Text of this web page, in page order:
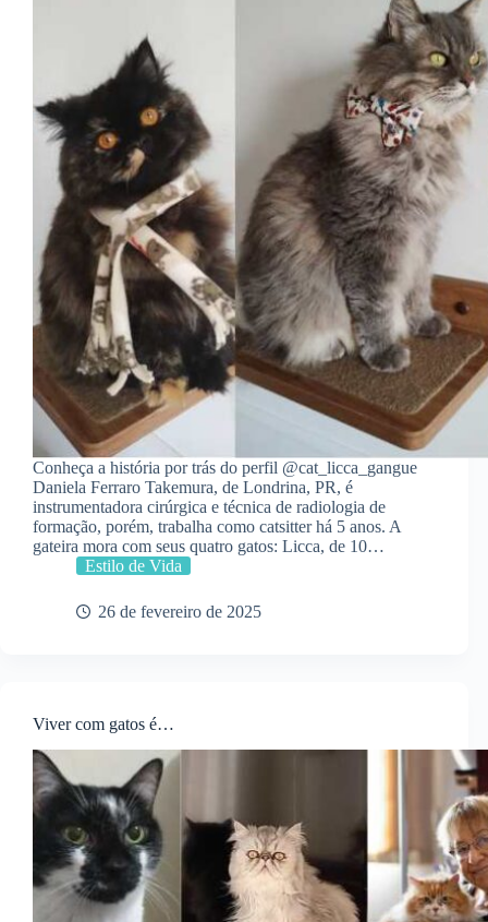
Conheça a história por trás do perfil @cat_licca_gangue
Daniela Ferraro Takemura, de Londrina, PR, é
instrumentadora cirúrgica e técnica de radiologia de
formação, porém, trabalha como catsitter há 5 anos. A
gateira mora com seus quatro gatos: Licca, de 10…
Estilo de Vida
26 de fevereiro de 2025
Viver com gatos é…